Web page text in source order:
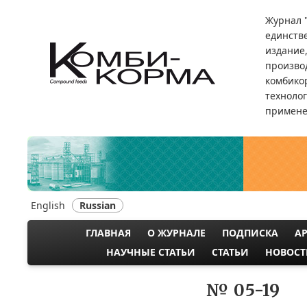
Журнал
English Russian
NAVIGATION
ГЛАВНАЯ О ЖУРНАЛЕ ПОДПИСКА
НАУЧНЫЕ СТАТЬИ
СТАТЬИ
№ 05-19